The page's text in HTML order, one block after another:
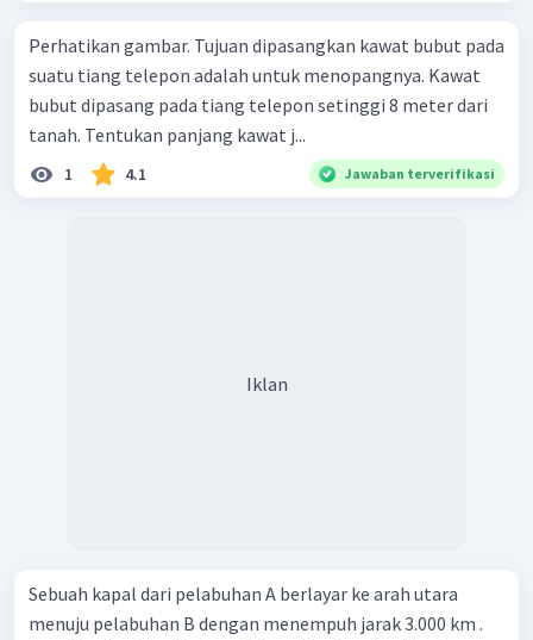
Perhatikan gambar. Tujuan dipasangkan kawat bubut pada
suatu tiang telepon adalah untuk menopangnya. Kawat
bubut dipasang pada tiang telepon setinggi 8 meter dari
tanah. Tentukan panjang kawat j...
1 4.1 Jawaban terverifikasi
Iklan
Sebuah kapal dari pelabuhan A berlayar ke arah utara
menuju pelabuhan B dengan menempuh jarak 3.000 km .